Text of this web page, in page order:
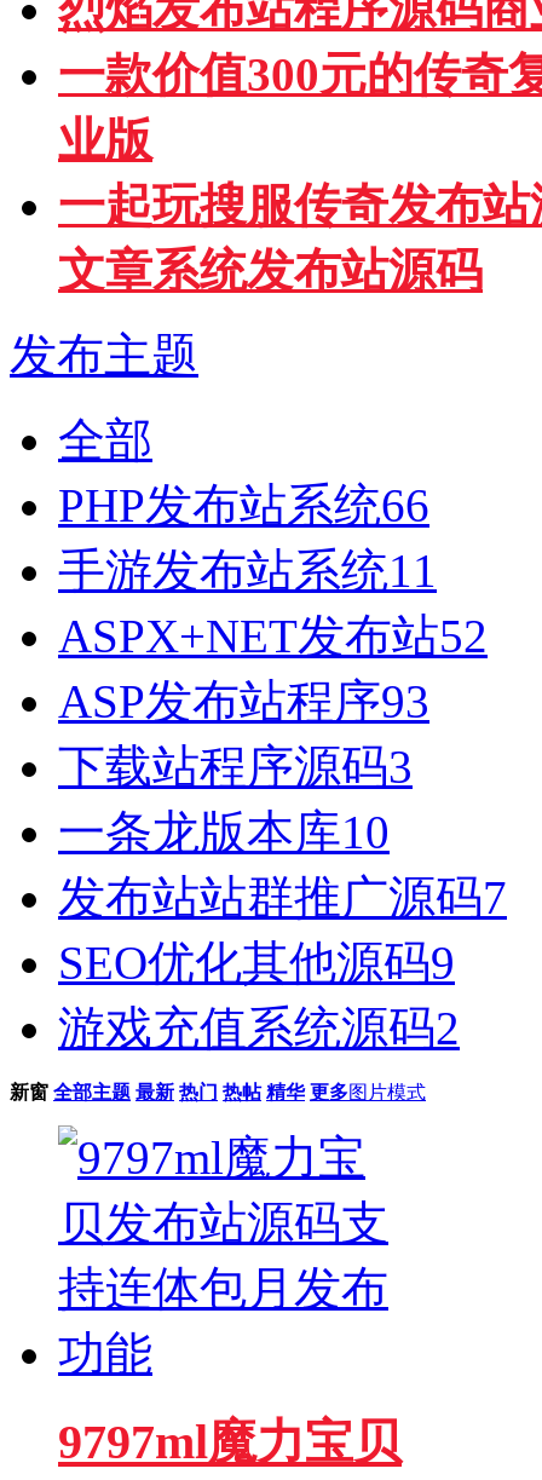
一款价值300元的传奇
业版
一起玩搜服传奇发布
文章系统发布站源码
发布主题
全部
PHP发布站系统66
手游发布站系统11
ASPX+NET发布站52
ASP发布站程序93
下载站程序源码3
一条龙版本库10
发布站站群推广源码7
SEO优化其他源码9
游戏充值系统源码2
新窗 全部主题 最新 热门 热帖 精华 更多图片模式
9797ml魔力宝贝